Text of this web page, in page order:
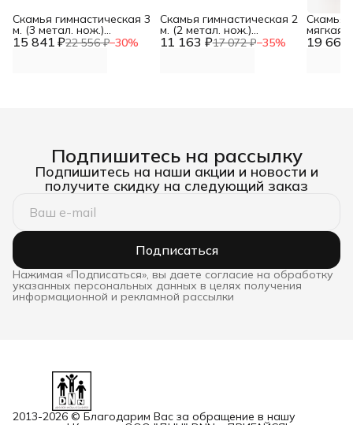
15 841 ₽22 556 ₽−30%
Скамья гимнастическая 3
м. (3 метал. нож.)
(3000х310х440 мм) DNN 11 163 ₽17 072 ₽−35%
Скамья гимнастическая 2
м. (2 метал. нож.)
(2000х310х440 мм) DNN 19 669
Скамья
мягкая
Подпишитесь на рассылку
Подпишитесь на наши акции и новости и
получите скидку на следующий заказ
Подписаться
Нажимая «Подписаться», вы даете согласие на обработку
указанных персональных данных в целях получения
информационной и рекламной рассылки
2013-2026 © Благодарим Вас за обращение в нашу